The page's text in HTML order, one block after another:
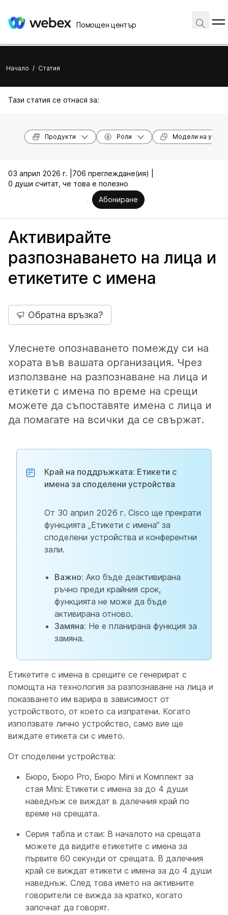
Помощен център
Начало / Статия
Тази статия се отнася за:
Продукти Роли Модели на
03 април 2026 г. | 706 преглеждане(ия) |
0 души считат, че това е полезно
Абониране
Активирайте
разпознаването на лица и
етикетите с имена
Обратна връзка?
Улеснете опознаването помежду си на
хората във вашата организация. Чрез
използване на разпознаване на лица и
етикети с имена по време на срещи
можете да съпоставяте имена с лица и
да помагате на всички да се свържат.
Край на поддръжката: Етикети с
имена за споделени устройства
От 30 април 2026 г. Cisco ще прекрати
функцията „Етикети с имена“ за
споделени устройства и конферентни
зали.
Важно: Ако бъде деактивирана
ръчно преди крайния срок,
функцията не може да бъде
активирана отново.
Замяна: Не е планирана функция за
замяна.
Етикетите с имена в срещите се генерират с
помощта на технология за разпознаване на лица и
показването им варира в зависимост от
устройството, от което са изпратени. Когато
използвате лично устройство, само вие ще
виждате етикета си с името.
От споделени устройства:
Бюро, Бюро Pro, Бюро Mini и Комплект за
стая Mini: Етикети с имена за до 4 души
наведнъж се виждат в далечния край по
време на срещата.
Серия табла и стаи: В началото на срещата
можете да видите етикетите с имена за
първите 60 секунди от срещата. В далечния
край се виждат етикети с имена за до 4 души
наведнъж. След това името на активните
говорители се вижда за кратко, когато
започнат да говорят.